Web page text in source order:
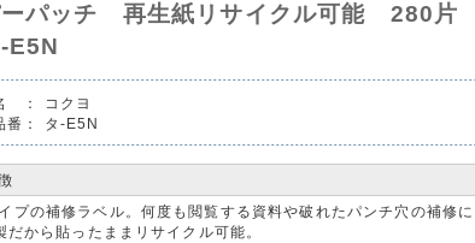
ーパッチ 再生紙リサイクル可能 280片
：
コクヨ
番：
タ-E5N
プの補修ラベル。何度も閲覧する資料や破れたパンチ穴の補修に
だから貼ったままリサイクル可能。